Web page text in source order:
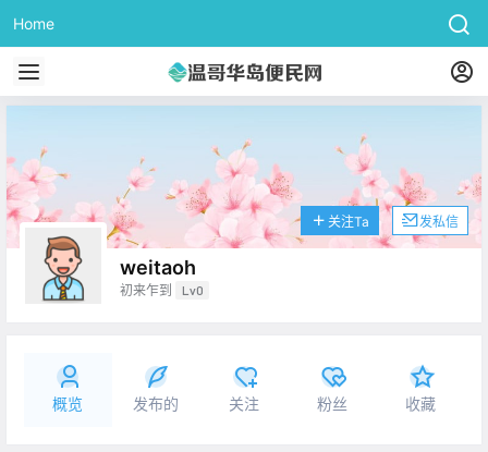
Home
weitaoh
初来乍到 Lv0
关注Ta 发私信
概览 发布的 关注 粉丝 收藏